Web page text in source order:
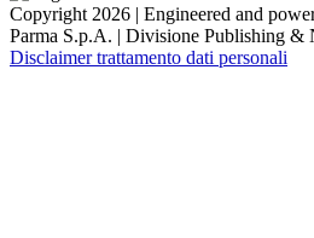
Copyright 2026 | Engineered and
Parma S.p.A. | Divisione Publishing &
Disclaimer trattamento dati personali